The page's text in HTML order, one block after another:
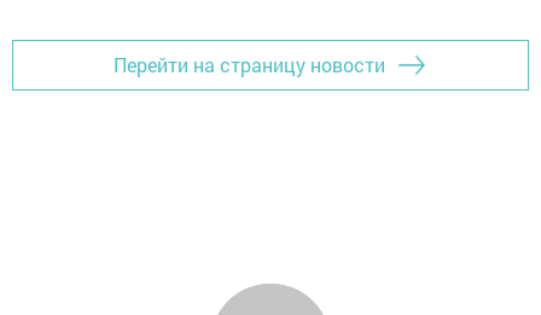
Перейти на страницу новости